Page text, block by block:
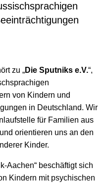
zu „Die Sputniks e.V.“,
von Kindern und
in Deutschland. Wir
für Familien aus
orientieren uns an den
Kinder.
Aachen“ beschäftigt sich
Kindern mit psychischen